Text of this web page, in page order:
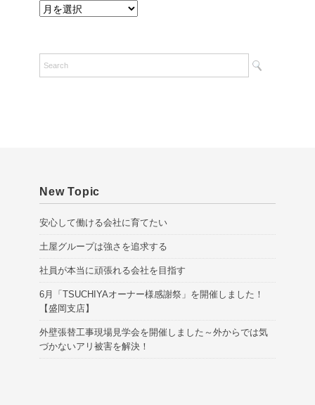
New Topic
安心して働ける会社に育てたい
土屋グループは強さを追求する
社員が本当に頑張れる会社を目指す
6月「TSUCHIYAオーナー様感謝祭」を開催しました！
【盛岡支店】
外壁張替工事現場見学会を開催しました～外からでは気
づかないアリ被害を解決！